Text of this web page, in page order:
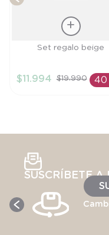
AÑADIR AL
Set regalo beige
$11 .994 $19.990 40
SUSCRÍBETE A